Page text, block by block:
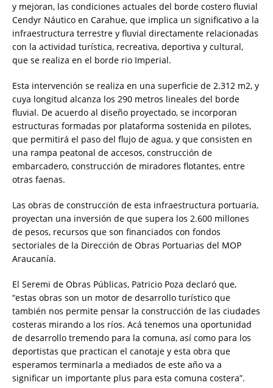
y mejoran, las condiciones actuales del borde costero fluvial
Cendyr Náutico en Carahue, que implica un significativo a la
infraestructura terrestre y fluvial directamente relacionadas
con la actividad turística, recreativa, deportiva y cultural,
que se realiza en el borde rio Imperial.
Esta intervención se realiza en una superficie de 2.312 m2, y
cuya longitud alcanza los 290 metros lineales del borde
fluvial. De acuerdo al diseño proyectado, se incorporan
estructuras formadas por plataforma sostenida en pilotes,
que permitirá el paso del flujo de agua, y que consisten en
una rampa peatonal de accesos, construcción de
embarcadero, construcción de miradores flotantes, entre
otras faenas.
Las obras de construcción de esta infraestructura portuaria,
proyectan una inversión de que supera los 2.600 millones
de pesos, recursos que son financiados con fondos
sectoriales de la Dirección de Obras Portuarias del MOP
Araucanía.
El Seremi de Obras Públicas, Patricio Poza declaró que,
“estas obras son un motor de desarrollo turístico que
también nos permite pensar la construcción de las ciudades
costeras mirando a los ríos. Acá tenemos una oportunidad
de desarrollo tremendo para la comuna, así como para los
deportistas que practican el canotaje y esta obra que
esperamos terminarla a mediados de este año va a
significar un importante plus para esta comuna costera”.